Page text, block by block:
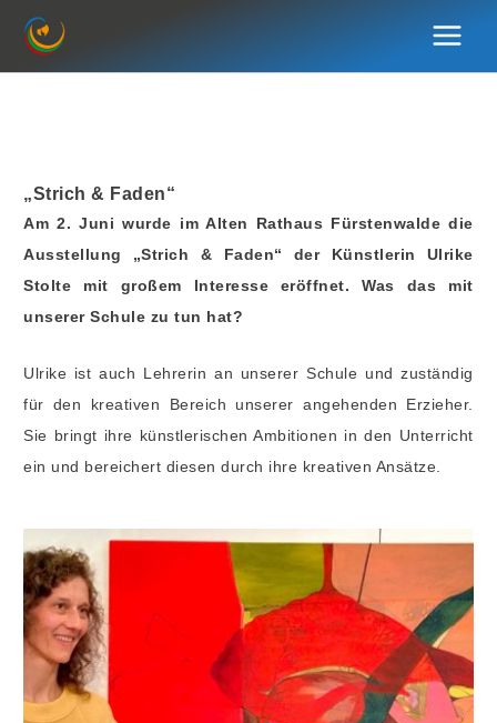
Inhalt
springen
„Strich & Faden“
Am 2. Juni wurde im Alten Rathaus Fürstenwalde die
Ausstellung „Strich & Faden“ der Künstlerin Ulrike
Stolte mit großem Interesse eröffnet. Was das mit
unserer Schule zu tun hat?
Ulrike ist auch Lehrerin an unserer Schule und zuständig
für den kreativen Bereich unserer angehenden Erzieher.
Sie bringt ihre künstlerischen Ambitionen in den Unterricht
ein und bereichert diesen durch ihre kreativen Ansätze.